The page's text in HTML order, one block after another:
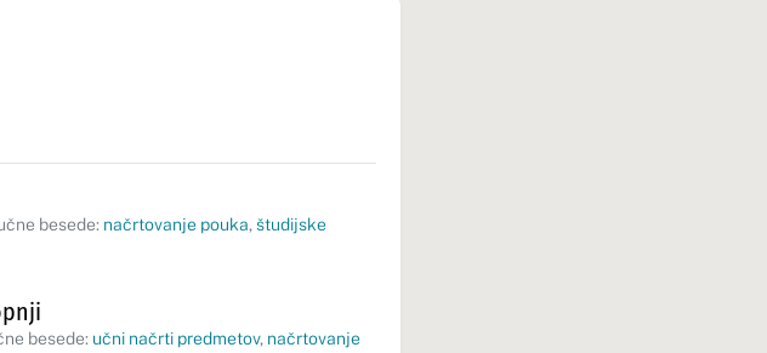
besede: načrtovanje pouka, študijske
besede: učni načrti predmetov, načrtovanje